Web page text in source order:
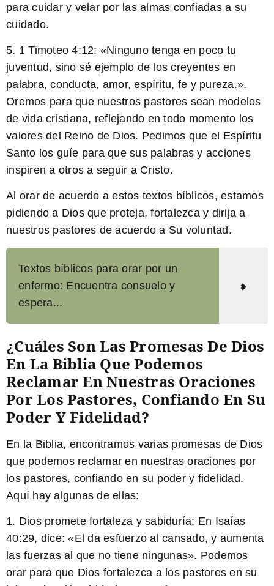
para cuidar y velar por las almas confiadas a su
cuidado.
5. 1 Timoteo 4:12: «Ninguno tenga en poco tu
juventud, sino sé ejemplo de los creyentes en
palabra, conducta, amor, espíritu, fe y pureza.».
Oremos para que nuestros pastores sean modelos
de vida cristiana, reflejando en todo momento los
valores del Reino de Dios. Pedimos que el Espíritu
Santo los guíe para que sus palabras y acciones
inspiren a otros a seguir a Cristo.
Al orar de acuerdo a estos textos bíblicos, estamos
pidiendo a Dios que proteja, fortalezca y dirija a
nuestros pastores de acuerdo a Su voluntad.
Textos bíblicos para orar por un
enfermo: Encuentra consuelo y
espera...
¿Cuáles Son Las Promesas De Dios
En La Biblia Que Podemos
Reclamar En Nuestras Oraciones
Por Los Pastores, Confiando En Su
Poder Y Fidelidad?
En la Biblia, encontramos varias promesas de Dios
que podemos reclamar en nuestras oraciones por
los pastores, confiando en su poder y fidelidad.
Aquí hay algunas de ellas:
1. Dios promete fortaleza y sabiduría: En Isaías
40:29, dice: «El da esfuerzo al cansado, y aumenta
las fuerzas al que no tiene ningunas». Podemos
orar para que Dios fortalezca a los pastores en su